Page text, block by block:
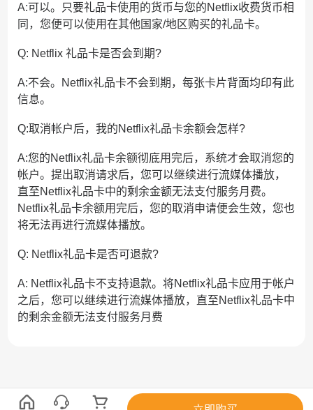
A:可以。只要礼品卡使用的货币与您的Netflix收费货币相
同，您便可以使用在其他国家/地区购买的礼品卡。
Q: Netflix 礼品卡是否会到期?
A:不会。Netflix礼品卡不会到期，每张卡片背面均印有此
信息。
Q:取消帐户后，我的Netflix礼品卡余额会怎样?
A:您的Netflix礼品卡余额彻底用完后，系统才会取消您的
帐户。提出取消请求后，您可以继续进行流媒体播放，
直至Netflix礼品卡中的剩余金额无法支付服务月费。
Netflix礼品卡余额用完后，您的取消申请便会生效，您也
将无法再进行流媒体播放。
Q: Netflix礼品卡是否可退款?
A: Netflix礼品卡不支持退款。将Netflix礼品卡应用于帐户
之后，您可以继续进行流媒体播放，直至Netflix礼品卡中
的剩余金额无法支付服务月费